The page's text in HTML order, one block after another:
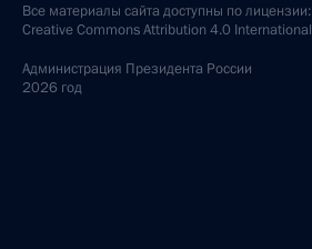
Все материалы сайта доступны по лицензии:
Creative Commons Attribution 4.0 International
Администрация Президента России
2026 год